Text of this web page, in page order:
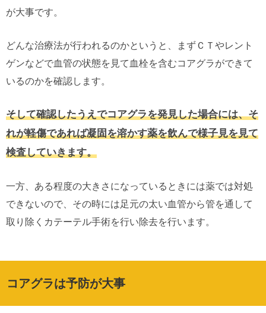
が大事です。
どんな治療法が行われるのかというと、まずＣＴやレント
ゲンなどで血管の状態を見て血栓を含むコアグラができて
いるのかを確認します。
そして確認したうえでコアグラを発見した場合には、そ
れが軽傷であれば凝固を溶かす薬を飲んで様子見を見て
検査していきます。
一方、ある程度の大きさになっているときには薬では対処
できないので、その時には足元の太い血管から管を通して
取り除くカテーテル手術を行い除去を行います。
コアグラは予防が大事